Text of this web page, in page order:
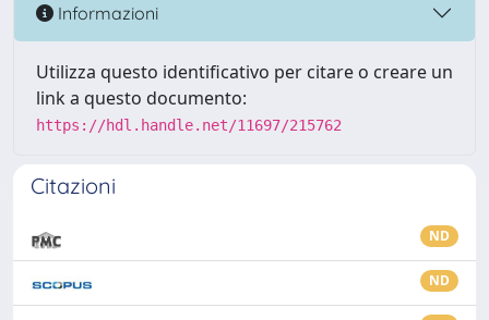
Informazioni
Utilizza questo identificativo per citare o creare un
link a questo documento:
https://hdl.handle.net/11697/215762
Citazioni
ND
ND